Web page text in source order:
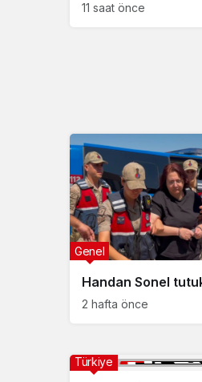
11 saat önce
Handan Sonel
Genel
2 hafta önce
Türkiye